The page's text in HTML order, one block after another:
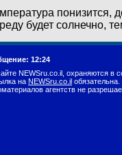
понизится,
будет солнечно,
12:24
NEWSru.co.il, охраняются в
на NEWSru.co.il
агентств не